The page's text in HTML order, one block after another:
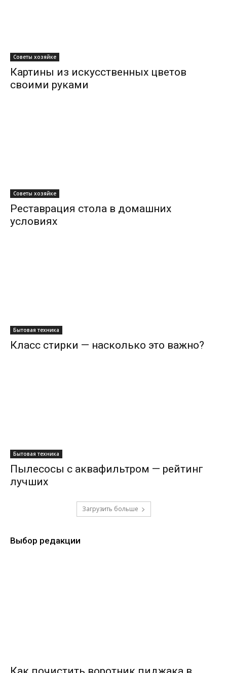
Советы хозяйке
Картины из искусственных цветов
своими руками
Советы хозяйке
Реставрация стола в домашних
условиях
Бытовая техника
Класс стирки — насколько это важно?
Бытовая техника
Пылесосы с аквафильтром — рейтинг
лучших
Загрузить больше
Выбор редакции